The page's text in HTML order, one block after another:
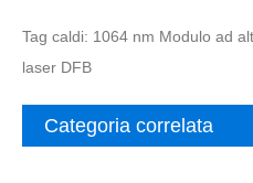
Tag caldi: 1064 nm Modulo ad
laser DFB
Categoria correlata